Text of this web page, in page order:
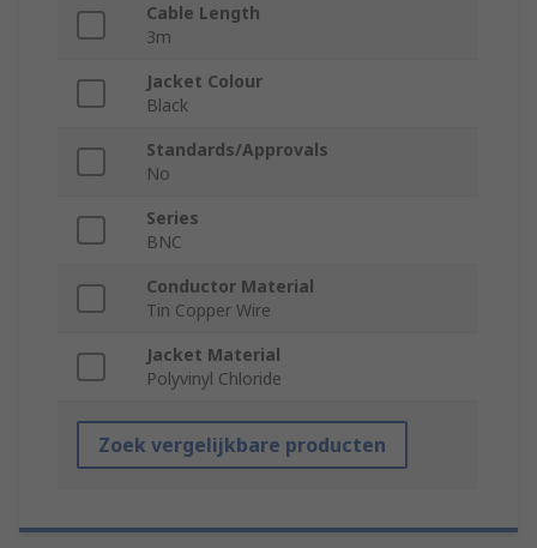
Cable Length
3m
Jacket Colour
Black
Standards/Approvals
No
Series
BNC
Conductor Material
Tin Copper Wire
Jacket Material
Polyvinyl Chloride
Zoek vergelijkbare producten